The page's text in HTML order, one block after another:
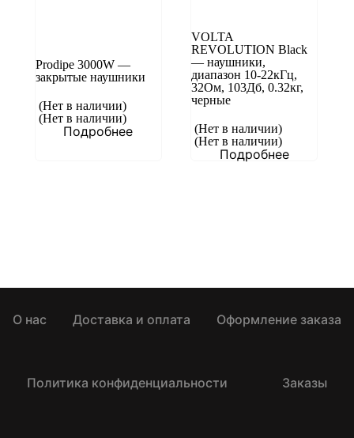
Prodipe 3000W —
закрытые наушники
(Нет в наличии)
(Нет в наличии)
Подробнее
VOLTA
REVOLUTION Black
— наушники,
диапазон 10-22кГц,
32Ом, 103Дб, 0.32кг,
черные
(Нет в наличии)
(Нет в наличии)
Подробнее
О нас Доставка и оплата Оформление заказа
Политика конфиденциальности Заказы